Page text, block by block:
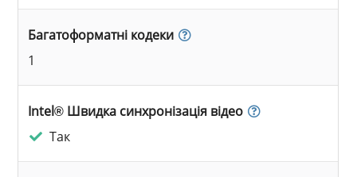
Багатоформатні кодеки
1
Intel® Швидка синхронізація відео
Так